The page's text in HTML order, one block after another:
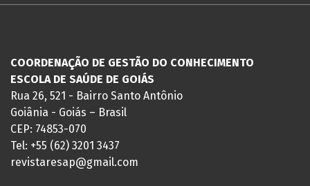
COORDENAÇÃO DE GESTÃO DO CONHECIMENTO
ESCOLA DE SAÚDE DE GOIÁS
Rua 26, 521 - Bairro Santo Antônio
Goiânia - Goiás – Brasil
CEP: 74853-070
Tel: +55 (62) 3201 3437
revistaresap@gmail.com